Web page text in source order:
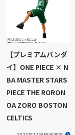
【プレミアムバンダ
イ】ONE PIECE × N
BA MASTER STARS
PIECE THE RORON
OA ZORO BOSTON
CELTICS